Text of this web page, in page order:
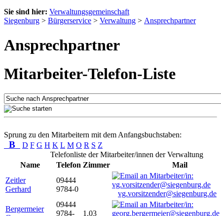
Sie sind hier: Verwaltungsgemeinschaft
Siegenburg > Bürgerservice > Verwaltung > Ansprechpartner
Ansprechpartner
Mitarbeiter-Telefon-Liste
Sprung zu den Mitarbeitern mit dem Anfangsbuchstaben:
B D F G H K L M O R S Z
Telefonliste der Mitarbeiter/innen der Verwaltung
Name
Telefon Zimmer
Mail
Zeitler
Gerhard
09444
9784-0
vg.vorsitzender@siegenburg.de
Bergermeier
09444
9784-
1.03